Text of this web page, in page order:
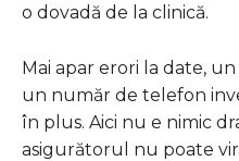
o dovadă de la clinică.
Mai apar erori la date,
un număr de telefon
în plus. Aici nu e nimic
asigurătorul nu poate